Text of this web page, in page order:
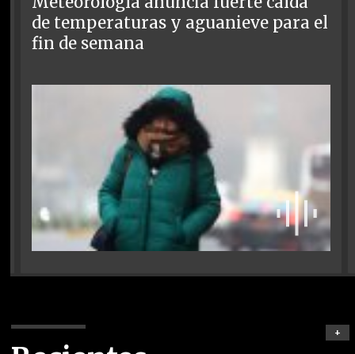
de temperaturas y aguanieve para el
fin de semana
+